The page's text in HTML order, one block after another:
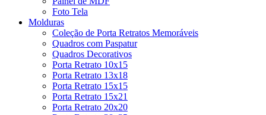
Foto Tela
Molduras
Coleção de Porta Retratos Memoráveis
Quadros com Paspatur
Quadros Decorativos
Porta Retrato 10x15
Porta Retrato 13x18
Porta Retrato 15x15
Porta Retrato 15x21
Porta Retrato 20x20